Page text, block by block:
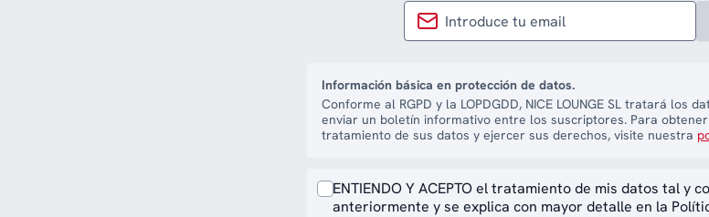
Información básica en protección de datos.
Conforme al RGPD y la LOPDGDD, NICE LOUNGE SL tratará los
enviar un boletín informativo entre los suscriptores. Para
tratamiento de sus datos y ejercer sus derechos, visite nuestra
ENTIENDO Y ACEPTO el tratamiento de mis datos tal y
anteriormente y se explica con mayor detalle en la